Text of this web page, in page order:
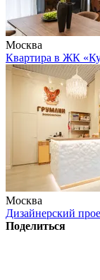
Москва
Квартира в ЖК
Москва
Дизайнерский
Поделиться